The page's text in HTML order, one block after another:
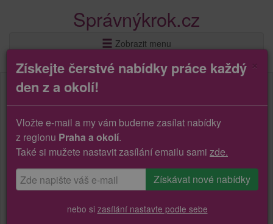
Správnýkrok.cz
Zobrazit menu
Získejte čerstvé nabídky práce každý
den z a okolí!
Vložte e-mail a my vám budeme zasílat nabídky
z regionu Praha a okolí.
Také si mužete nastavit zasílání emailu sami zde.
nebo si zasílání nastavte podle sebe